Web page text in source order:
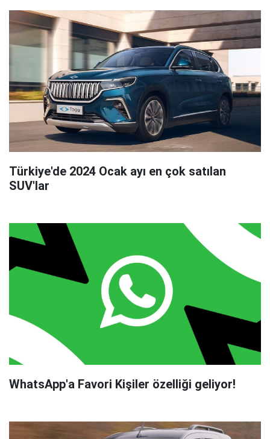
Türkiye'de 2024 Ocak ayı en çok satılan
SUV'lar
WhatsApp'a Favori Kişiler özelliği geliyor!